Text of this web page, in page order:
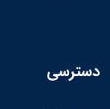
دسترسی